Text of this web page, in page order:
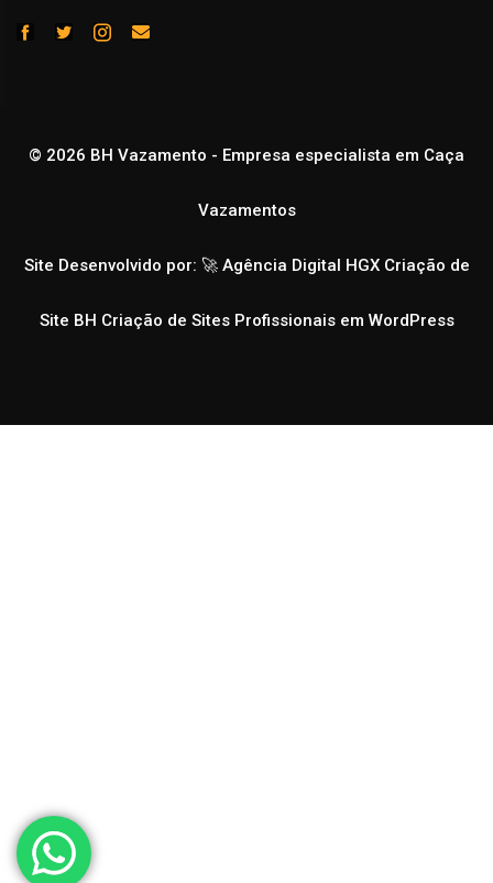
© 2026 BH Vazamento - Empresa especialista em Caça
Vazamentos
Site Desenvolvido por: 🚀 Agência Digital HGX Criação de
Site BH Criação de Sites Profissionais em WordPress